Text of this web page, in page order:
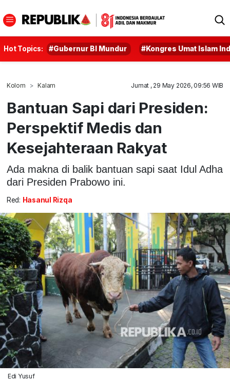
Hot Topics: #Gubernur BI Mundur #Kongres Umat Islam
Kolom Kalam Jumat , 29 May 2026, 09:56 WIB
Bantuan Sapi dari Presiden:
Perspektif Medis dan
Kesejahteraan Rakyat
Ada makna di balik bantuan sapi saat Idul Adha
dari Presiden Prabowo ini.
Red: Hasanul Rizqa
Edi Yusuf